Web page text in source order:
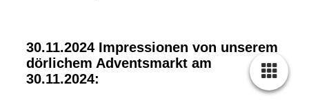
30.11.2024 Impressionen von unserem
dörlichem Adventsmarkt am
30.11.2024: